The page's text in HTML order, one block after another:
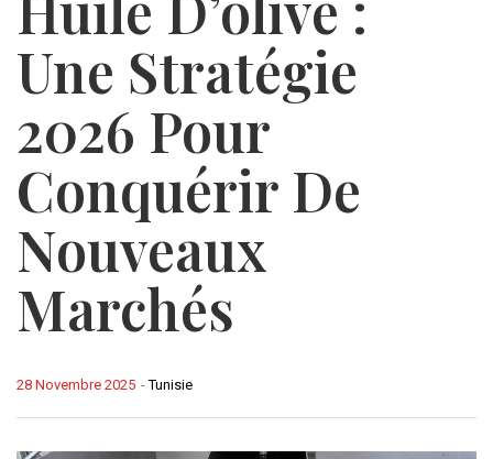
Une Stratégie
2026 Pour
Conquérir De
Nouveaux
Marchés
-Tunisie
28 Novembre 2025